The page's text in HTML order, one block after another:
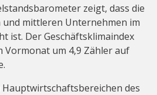
zeigt, dass die
mittleren Unternehmen im
ist. Der Geschäftsklimaindex
Vormonat um 4,9 Zähler auf
des